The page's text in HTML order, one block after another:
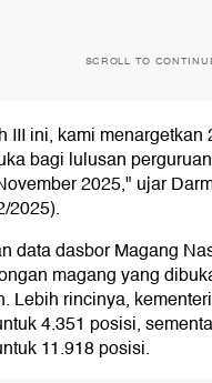
SCROLL TO
III ini, kami
bagi lulusan
2025," ujar
2025).
data dasbor Magang
magang yang
Lebih rincinya,
4.351 posisi,
11.918 posisi.